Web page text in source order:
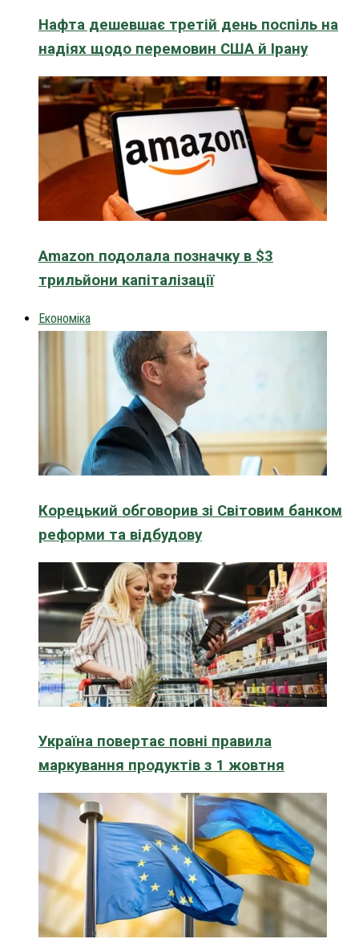
Нафта дешевшає третій день поспіль на
надіях щодо перемовин США й Ірану
Amazon подолала позначку в $3
трильйони капіталізації
Економіка
Корецький обговорив зі Світовим банком
реформи та відбудову
Україна повертає повні правила
маркування продуктів з 1 жовтня